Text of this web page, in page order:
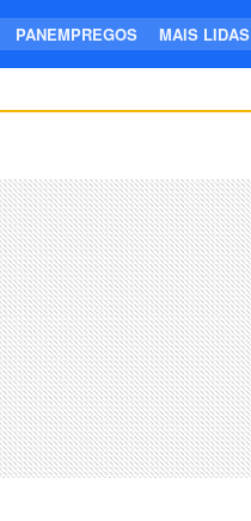
PANEMPREGOS MAIS LIDAS